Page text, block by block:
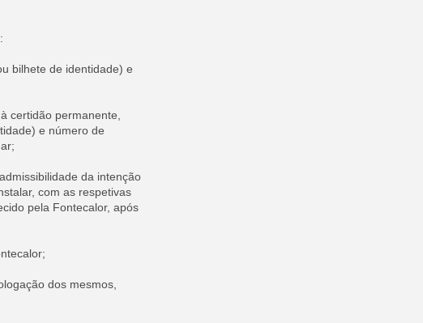
bilhete de identidade) e
certidão permanente,
e número de
da intenção
com as respetivas
pela Fontecalor, após
dos mesmos,